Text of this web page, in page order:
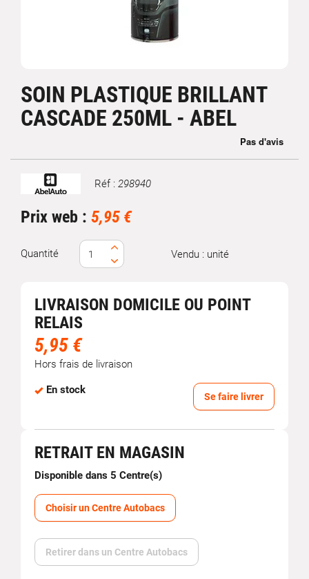
SOIN PLASTIQUE BRILLANT
CASCADE 250ML - ABEL
Marque Réf : 298940
Prix web : 5,95 €
Quantité Vendu : unité
LIVRAISON DOMICILE OU POINT
RELAIS
5,95 €
Hors frais de livraison
En stock
Se faire livrer
RETRAIT EN MAGASIN
Disponible dans 5 Centre(s)
Choisir un Centre Autobacs
Retirer dans un Centre Autobacs